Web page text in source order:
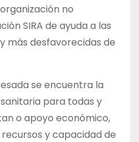
no
SIRA de ayuda a las
más desfavorecidas de
se encuentra la
para todas y
o apoyo económico,
y capacidad de